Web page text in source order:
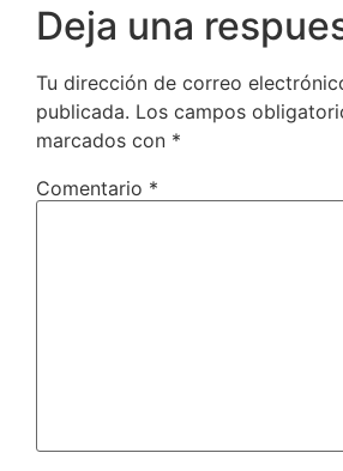
Deja una
Tu dirección de correo
publicada. Los campos
marcados con *
Comentario *